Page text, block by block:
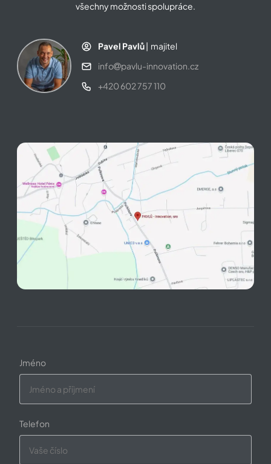
všechny možnosti spolupráce.
Pavel Pavlů
| majitel
info
pavlu-innovation.cz
+420 602 757 110
Jméno
Telefon